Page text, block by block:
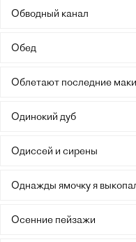
Обводный канал
Обед
Облетают последние маки
Одинокий дуб
Одиссей и сирены
Однажды ямочку я
Осенние пейзажи